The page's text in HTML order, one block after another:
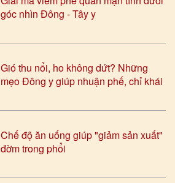
góc nhìn Đông - Tây y
Gió thu nổi, ho không dứt? Những
mẹo Đông y giúp nhuận phế, chỉ khái
Chế độ ăn uống giúp "giảm sản xuất"
đờm trong phổi